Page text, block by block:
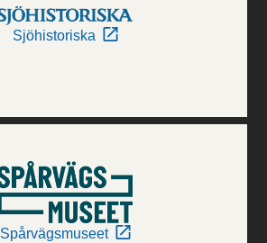
Sjöhistoriska
Spårvägsmuseet